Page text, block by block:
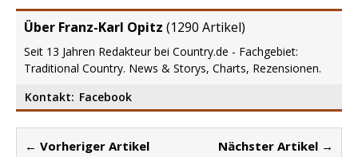
Über Franz-Karl Opitz (1290 Artikel)
Seit 13 Jahren Redakteur bei Country.de - Fachgebiet:
Traditional Country. News & Storys, Charts, Rezensionen.
Kontakt: Facebook
← Vorheriger Artikel Nächster Artikel →